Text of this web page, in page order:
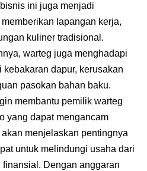
ini juga menjadi
lapangan kerja,
kuliner tradisional.
warteg juga menghadapi
dapur, kerusakan
pasokan bahan baku.
membantu pemilik warteg
yang dapat mengancam
menjelaskan pentingnya
untuk melindungi usaha dari
Dengan anggaran